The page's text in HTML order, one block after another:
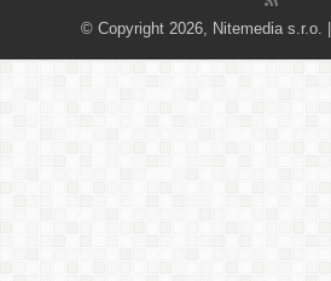
© Copyright 2026, Nitemedia s.r.o. |